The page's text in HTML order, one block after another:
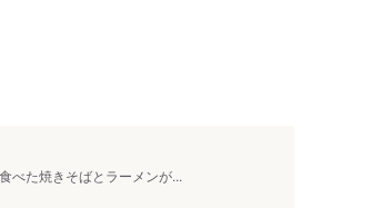
べた焼きそばとラーメンが...